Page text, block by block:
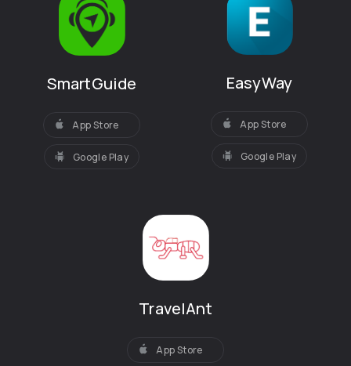
SmartGuide
App Store
Google Play
EasyWay
App Store
Google Play
TravelAnt
App Store